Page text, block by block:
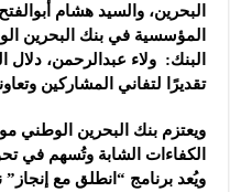
البحرين، والسيد هشام
المؤسسية في بنك البحرين
البنك: ولاء عبدالرحمن،
تقديرًا لتفاني المشاركين
ويعتزم بنك البحرين الوطني
الكفاءات الشابة وتُسهم في
ويُعد برنامج “انطلق مع